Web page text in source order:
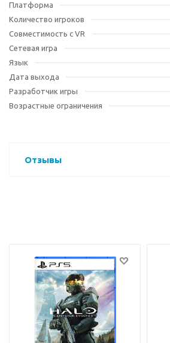
Платформа
Количество игроков
Совместимость с VR
Сетевая игра
Язык
Дата выхода
Разработчик игры
Возрастные ограничения
Отзывы